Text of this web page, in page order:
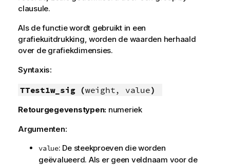
clausule.
Als de functie wordt gebruikt in een
grafiekuitdrukking, worden de waarden herhaald
over de grafiekdimensies.
Syntaxis:
TTest1w_sig (weight, value)
Retourgegevenstypen: numeriek
Argumenten:
value: De steekproeven die worden
geëvalueerd. Als er geen veldnaam voor de